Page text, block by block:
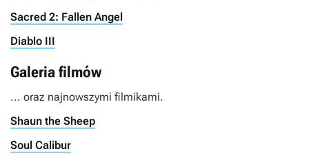
Sacred 2: Fallen Angel
Diablo III
Galeria filmów
... oraz najnowszymi filmikami.
Shaun the Sheep
Soul Calibur